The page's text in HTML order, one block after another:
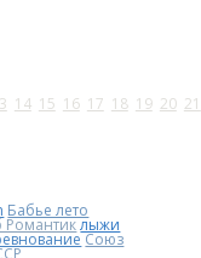
14 15 16 17 18 19 20 21
Бабье лето
Романтиклыжи
Союз